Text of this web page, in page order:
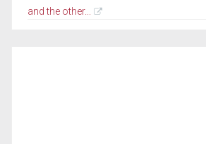
and the other...